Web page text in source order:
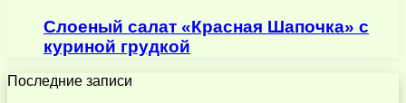
Слоеный салат «Красная Шапочка» с
куриной грудкой
Последние записи